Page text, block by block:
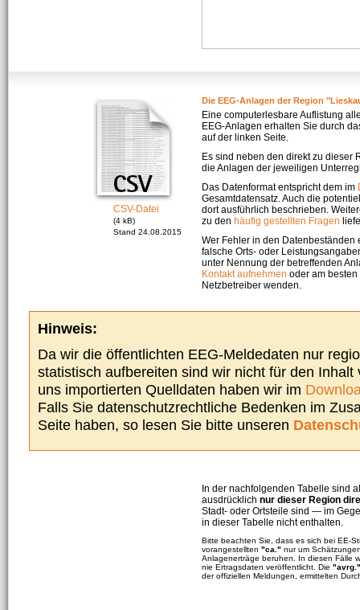
CSV-Datei
(4 kB)
Stand 24.08.2015
Die EEG-Anlagen der Region
Eine computerlesbare Auflistung
EEG-Anlagen erhalten Sie durch
auf der linken Seite.
Es sind neben den direkt zu dieser
die Anlagen der jeweiligen
Das Datenformat entspricht dem im
Gesamtdatensatz. Auch die
dort ausführlich beschrieben.
zu den häufig gestellten Fragen
Wer Fehler in den Datenbeständen
falsche Orts- oder
unter Nennung der betreffenden
Kontakt aufnehmen oder am
Netzbetreiber wenden.
Hinweis:
Da wir die öffentlichten EEG-Meldedaten nur
statistisch aufbereiten sind wir nicht für den Inhalt
uns importierten Quelldaten haben wir im
Falls Sie datenschutzrechtliche Bedenken im
Seite haben, so lesen Sie bitte unseren
In der nachfolgenden Tabelle sind
ausdrücklich nur dieser Region
Stadt- oder Ortsteile sind — im
in dieser Tabelle nicht enthalten.
Bitte beachten Sie, dass es sich bei EE-
vorangestellten "ca." nur um
Anlagenerträge beruhen. In diesen Fälle
nie Ertragsdaten veröffentlicht. Die "avrg."
der offiziellen Meldungen, ermittelten